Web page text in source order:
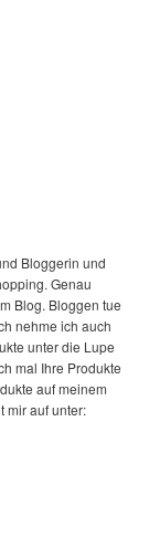
Bloggerin und
Genau
Blog. Bloggen tue
nehme ich auch
unter die Lupe
mal Ihre Produkte
auf meinem
mir auf unter: